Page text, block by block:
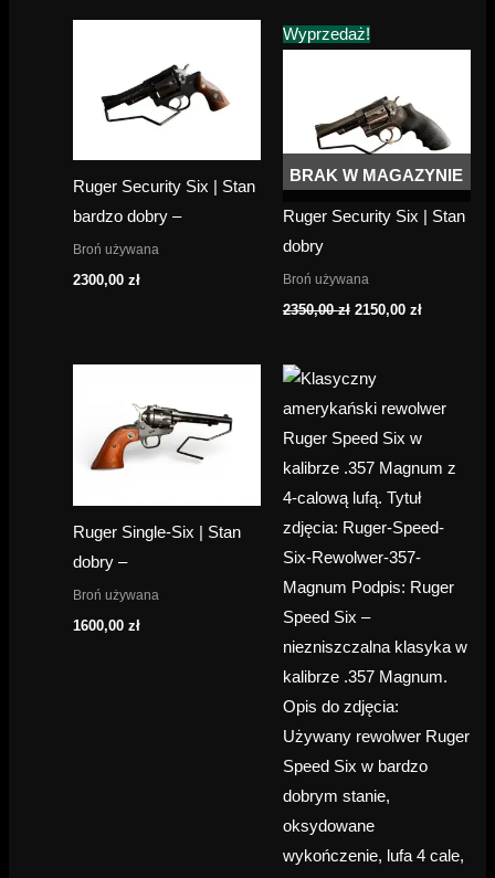
Ruger Security Six | Stan
bardzo dobry –
Broń używana
2300,00zł
Wyprzedaż!
BRAK W MAGAZYNIE
Ruger Security Six | Stan
dobry
Broń używana
2350,00zł Pierwotna
2150,00 złAktualna
Ruger Single-Six | Stan
dobry –
Broń używana
1600,00zł